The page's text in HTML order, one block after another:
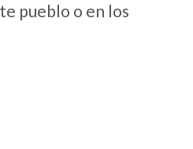
pueblo o en los